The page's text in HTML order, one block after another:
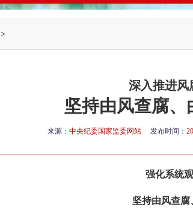
>
深入推进
坚持由风查腐
来源： 中央纪委国家监委网站 发布时间：
强化系统
坚持由风查